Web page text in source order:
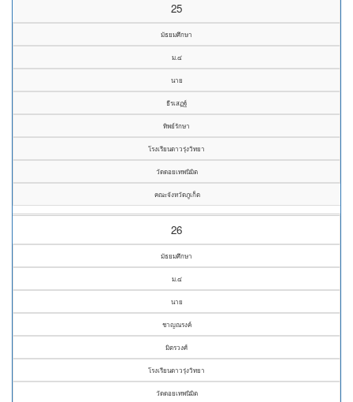
25
มัธยมศึกษา
ม.๔
นาย
ธีรเสฏฐ์
ทิพย์รักษา
โรงเรียนดาวรุ่งวิทยา
วัดดอยเทพนิมิต
คณะจังหวัดภูเก็ต
26
มัธยมศึกษา
ม.๔
นาย
ชาญณรงค์
มิตรวงศ์
โรงเรียนดาวรุ่งวิทยา
วัดดอยเทพนิมิต